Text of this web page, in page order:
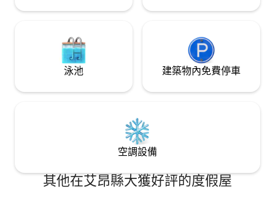
泳池 建築物內免費停車
空調設備
其他在艾昂縣大獲好評的度假屋